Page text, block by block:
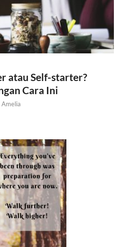
atau Self-starter?
Cara Ini